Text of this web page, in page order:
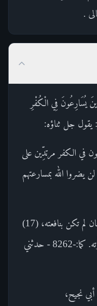
.
يُسَارِعُونَ فِي الْكُفْرِ
يقول جل ثناؤه:
في الكفر مرتدِّين على
النفاق، (16) فإنهم لن يضروا الله بمسارعتهم
وكما أنّ مسارعتهم لو سارعوا إلى الإيمان لم تكن بنافعته، (17)
كذلك مسارعتهم إلى الكفر غير ضارَّته. كما:-8262 - حدثني
نجيح،